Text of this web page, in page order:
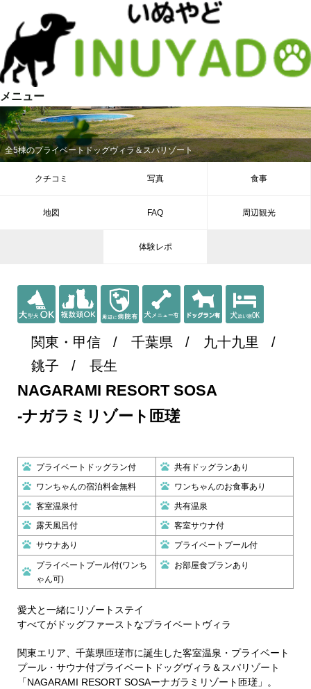
メニュー
全5棟のプライベートドッグヴィラ＆スパリゾート
クチコミ 写真 食事
地図 FAQ 周辺観光
体験レポ
関東・甲信 千葉県
九十九里
銚子
長生
NAGARAMI RESORT SOSA
-ナガラミリゾート匝瑳
プライベートドッグラン付 共有ドッグランあり
ワンちゃんの宿泊料金無料 ワンちゃんのお食事あり
客室温泉付 共有温泉
露天風呂付 客室サウナ付
サウナあり プライベートプール付
プライベートプール付(ワンち
ゃん可)
お部屋食プランあり
愛犬と一緒にリゾートステイ
すべてがドッグファーストなプライベートヴィラ
関東エリア、千葉県匝瑳市に誕生した客室温泉・プライベート
プール・サウナ付プライベートドッグヴィラ＆スパリゾート
「NAGARAMI RESORT SOSAーナガラミリゾート匝瑳」。